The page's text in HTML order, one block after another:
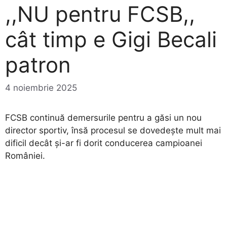
,,NU pentru FCSB,,
cât timp e Gigi Becali
patron
4 noiembrie 2025
FCSB continuă demersurile pentru a găsi un nou
director sportiv, însă procesul se dovedește mult mai
dificil decât și-ar fi dorit conducerea campioanei
României.